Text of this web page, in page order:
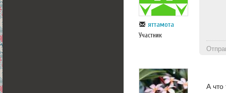
яттамота
Участник
А что